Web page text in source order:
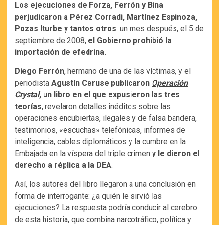
Los ejecuciones de Forza, Ferrón y Bina
perjudicaron a Pérez Corradi, Martínez Espinoza,
Pozas Iturbe y tantos otros: un mes después, el 5 de
septiembre de 2008, el Gobierno prohibió la
importación de efedrina.
Diego Ferrón, hermano de una de las víctimas, y el
periodista Agustín Ceruse publicaron Operación
Crystal, un libro en el que expusieron las tres
teorías, revelaron detalles inéditos sobre las
operaciones encubiertas, ilegales y de falsa bandera,
testimonios, «escuchas» telefónicas, informes de
inteligencia, cables diplomáticos y la cumbre en la
Embajada en la víspera del triple crimen y le dieron el
derecho a réplica a la DEA.
Así, los autores del libro llegaron a una conclusión en
forma de interrogante: ¿a quién le sirvió las
ejecuciones? La respuesta podría conducir al cerebro
de esta historia, que combina narcotráfico, política y